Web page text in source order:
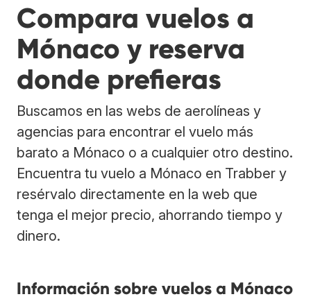
Compara vuelos a
Mónaco y reserva
donde prefieras
Buscamos en las webs de aerolíneas y
agencias para encontrar el vuelo más
barato a Mónaco o a cualquier otro destino.
Encuentra tu vuelo a Mónaco en Trabber y
resérvalo directamente en la web que
tenga el mejor precio, ahorrando tiempo y
dinero.
Información sobre vuelos a Mónaco